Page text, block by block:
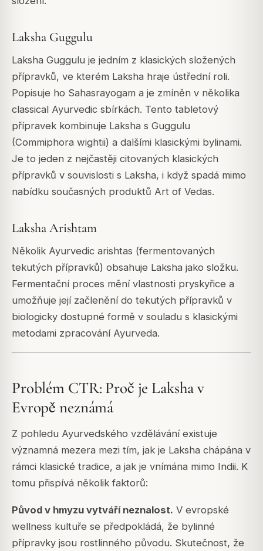
Laksha Guggulu
Laksha Guggulu je jedním z klasických složených
přípravků, ve kterém Laksha hraje ústřední roli.
Popisuje ho Sahasrayogam a je zmíněn v několika
classical Ayurvedic sbírkách. Tento tabletový
přípravek kombinuje Laksha s Guggulu
(Commiphora wightii) a dalšími klasickými bylinami.
Je to jeden z nejčastěji citovaných klasických
přípravků v souvislosti s Laksha, i když spadá mimo
nabídku současných produktů Art of Vedas.
Laksha Arishtam
Několik Ayurvedic arishtas (fermentovaných
tekutých přípravků) obsahuje Laksha jako složku.
Fermentační proces mění vlastnosti pryskyřice a
umožňuje její začlenění do tekutých přípravků v
biologicky dostupné formě v souladu s klasickými
metodami zpracování Ayurveda.
Problém CTR: Proč je Laksha v
Evropě neznámá
Z pohledu Ayurvedského vzdělávání existuje
významná mezera mezi tím, jak je Laksha chápána v
rámci klasické tradice, a jak je vnímána mimo Indii. K
tomu přispívá několik faktorů:
Původ v hmyzu vytváří neznalost. V evropské
wellness kultuře se předpokládá, že bylinné
přípravky jsou rostlinného původu. Skutečnost, že